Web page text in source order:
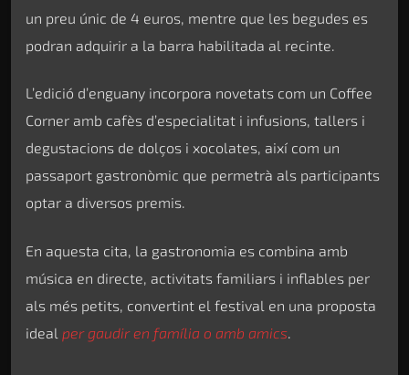
un preu únic de 4 euros, mentre que les begudes es
podran adquirir a la barra habilitada al recinte.
L’edició d’enguany incorpora novetats com un Coffee
Corner amb cafès d’especialitat i infusions, tallers i
degustacions de dolços i xocolates, així com un
passaport gastronòmic que permetrà als participants
optar a diversos premis.
En aquesta cita, la gastronomia es combina amb
música en directe, activitats familiars i inflables per
als més petits, convertint el festival en una proposta
ideal per gaudir en família o amb amics